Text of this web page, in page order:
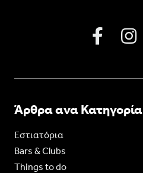
Άρθρα ανα Κατηγορία
Εστιατόρια
Bars & Clubs
Things to do